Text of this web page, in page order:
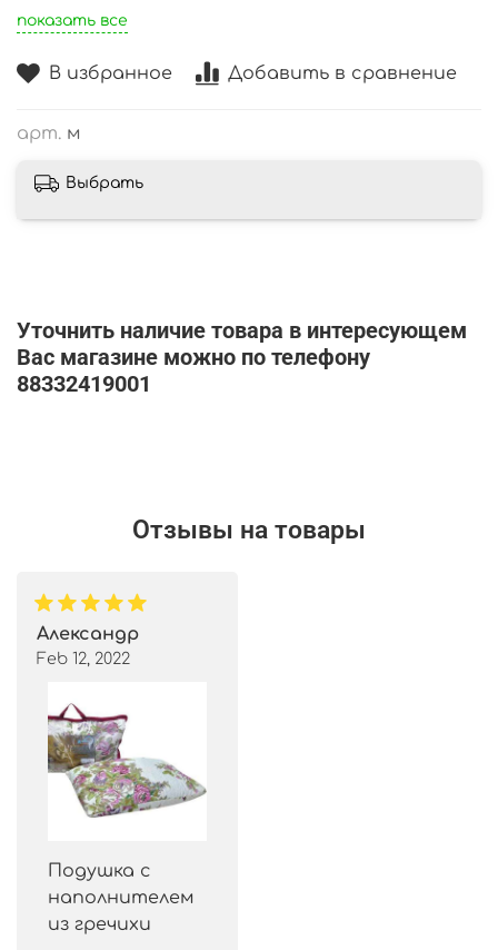
В избранное Добавить в сравнение
арт. м
показать все
Выбрать
Уточнить наличие товара в интересующем
Вас магазине можно по телефону
88332419001
Отзывы на товары
Александр
Feb 12, 2022
Подушка с
наполнителем
из гречихи